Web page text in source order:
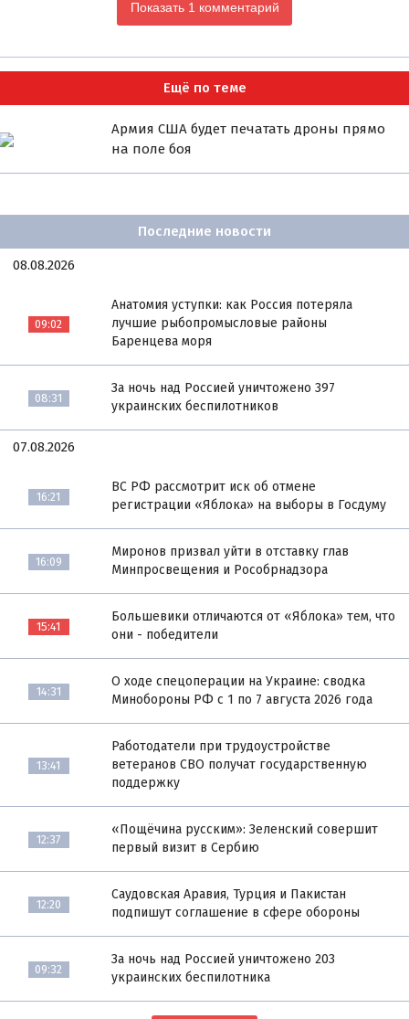
Показать 1 комментарий
Ещё по теме
Армия США будет печатать дроны прямо
на поле боя
Последние новости
08.08.2026
09:02
Анатомия уступки: как Россия потеряла
лучшие рыбопромысловые районы
Баренцева моря
08:31
За ночь над Россией уничтожено 397
украинских беспилотников
07.08.2026
16:21
ВС РФ рассмотрит иск об отмене
регистрации «Яблока» на выборы в Госдуму
16:09
Миронов призвал уйти в отставку глав
Минпросвещения и Рособрнадзора
15:41
Большевики отличаются от «Яблока» тем, что
они - победители
14:31
О ходе спецоперации на Украине: сводка
Минобороны РФ с 1 по 7 августа 2026 года
13:41
Работодатели при трудоустройстве
ветеранов СВО получат государственную
поддержку
12:37
«Пощёчина русским»: Зеленский совершит
первый визит в Сербию
12:20
Саудовская Аравия, Турция и Пакистан
подпишут соглашение в сфере обороны
09:32
За ночь над Россией уничтожено 203
украинских беспилотника